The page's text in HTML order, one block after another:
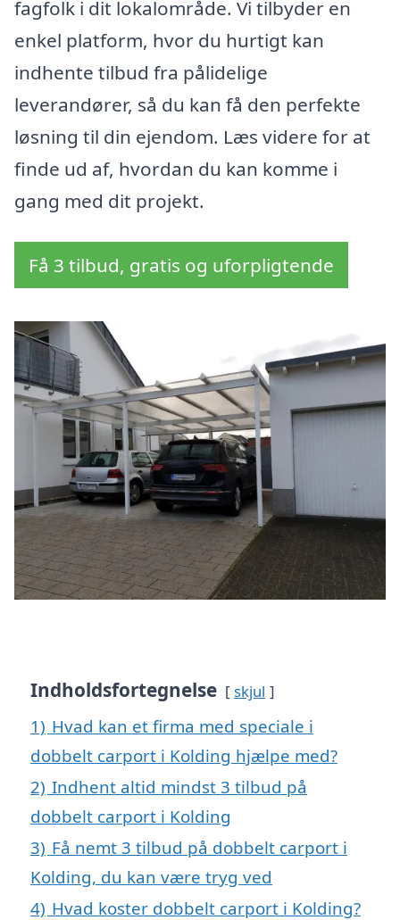
fagfolk i dit lokalområde. Vi tilbyder en
enkel platform, hvor du hurtigt kan
indhente tilbud fra pålidelige
leverandører, så du kan få den perfekte
løsning til din ejendom. Læs videre for at
finde ud af, hvordan du kan komme i
gang med dit projekt.
Få 3 tilbud, gratis og uforpligtende
Indholdsfortegnelse skjul
1) Hvad kan et firma med speciale i
dobbelt carport i Kolding hjælpe med?
2) Indhent altid mindst 3 tilbud på
dobbelt carport i Kolding
3) Få nemt 3 tilbud på dobbelt carport i
Kolding, du kan være tryg ved
4) Hvad koster dobbelt carport i Kolding?